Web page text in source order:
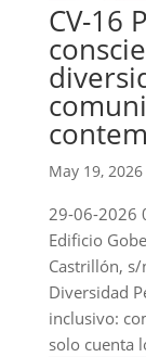
CV-16
May 19, 2026
29-06-2026
Edificio
Castrillón,
Diversidad
inclusivo:
solo cuenta